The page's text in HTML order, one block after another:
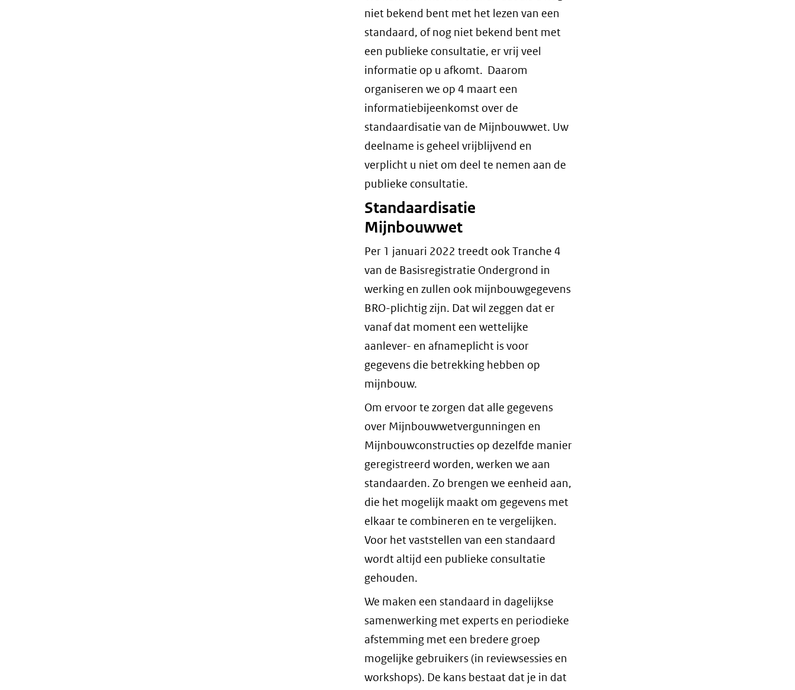
niet bekend bent met het lezen van een
standaard, of nog niet bekend bent met
een publieke consultatie, er vrij veel
informatie op u afkomt. Daarom
organiseren we op 4 maart een
informatiebijeenkomst over de
standaardisatie van de Mijnbouwwet. Uw
deelname is geheel vrijblijvend en
verplicht u niet om deel te nemen aan de
publieke consultatie.
Standaardisatie
Mijnbouwwet
Per 1 januari 2022 treedt ook Tranche 4
van de Basisregistratie Ondergrond in
werking en zullen ook mijnbouwgegevens
BRO-plichtig zijn. Dat wil zeggen dat er
vanaf dat moment een wettelijke
aanlever- en afnameplicht is voor
gegevens die betrekking hebben op
mijnbouw.
Om ervoor te zorgen dat alle gegevens
over Mijnbouwwetvergunningen en
Mijnbouwconstructies op dezelfde manier
geregistreerd worden, werken we aan
standaarden. Zo brengen we eenheid aan,
die het mogelijk maakt om gegevens met
elkaar te combineren en te vergelijken.
Voor het vaststellen van een standaard
wordt altijd een publieke consultatie
gehouden.
We maken een standaard in dagelijkse
samenwerking met experts en periodieke
afstemming met een bredere groep
mogelijke gebruikers (in reviewsessies en
workshops). De kans bestaat dat je in dat